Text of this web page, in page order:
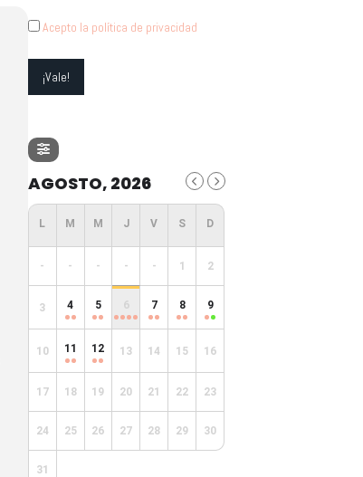
Acepto la política de privacidad
AGOSTO, 2026
- - - - - 1 2
3 4 5 6 7 8 9
10 11 12 13 14 15 16
17 18 19 20 21 22 23
24 25 26 27 28 29 30
31